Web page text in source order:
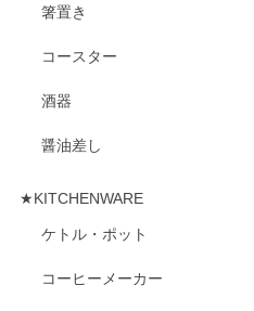
箸置き
コースター
酒器
醤油差し
★KITCHENWARE
ケトル・ポット
コーヒーメーカー